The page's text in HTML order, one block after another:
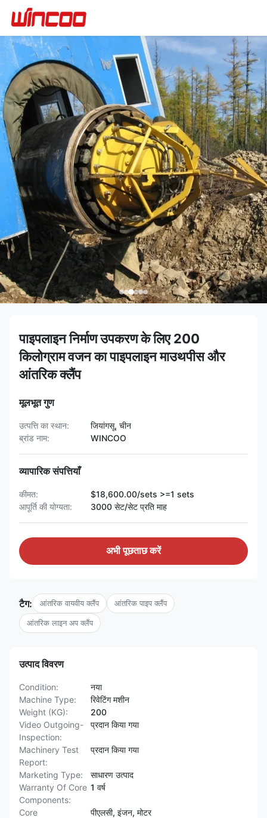
पाइपलाइन निर्माण उपकरण के लिए 200
किलोग्राम वजन का पाइपलाइन माउथपीस और
आंतरिक क्लैंप
मूलभूत गुण
उत्पत्ति का स्थान:
जियांगसू, चीन
ब्रांड नाम:
WINCOO
व्यापारिक संपत्तियाँ
कीमत:
$18,600.00/sets >=1 sets
आपूर्ति की योग्यता:
3000 सेट/सेट प्रति माह
अभी पूछताछ करें
टैग: आंतरिक वायवीय क्लैंप आंतरिक पाइप क्लैंप
आंतरिक लाइन अप क्लैंप
उत्पाद विवरण
Condition:
नया
Machine Type:
रिवेटिंग मशीन
Weight (KG):
200
Video Outgoing-
Inspection:
प्रदान किया गया
Machinery Test
Report:
प्रदान किया गया
Marketing Type:
साधारण उत्पाद
Warranty Of Core
Components:
1 वर्ष
Core
पीएलसी, इंजन, मोटर